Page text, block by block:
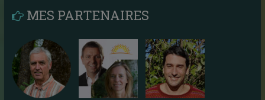
MES PARTENAIRES